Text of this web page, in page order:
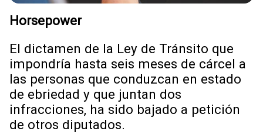
Horsepower
El dictamen de la Ley de Tránsito que
impondría hasta seis meses de cárcel a
las personas que conduzcan en estado
de ebriedad y que juntan dos
infracciones, ha sido bajado a petición
de otros diputados.